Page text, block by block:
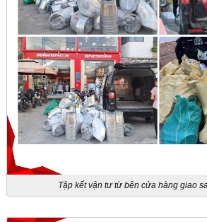
Tập kết vận tư từ bên cửa hàng giao